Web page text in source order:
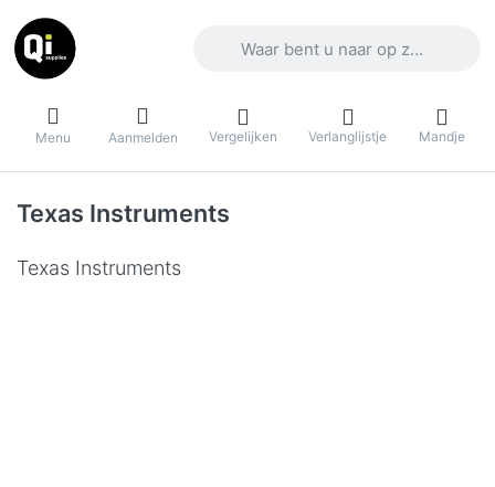
Menu Aanmelden Vergelijken Verlanglijstje Mandje
Texas Instruments
Texas Instruments